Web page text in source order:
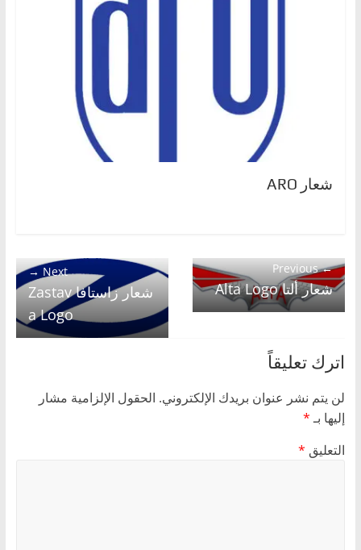
شعار ARO
← Previous
شعار ألتا Alta Logo
Next →
شعار زاستافا Zastav
a Logo
اترك تعليقاً
لن يتم نشر عنوان بريدك الإلكتروني. الحقول الإلزامية مشار
إليها بـ*
التعليق *